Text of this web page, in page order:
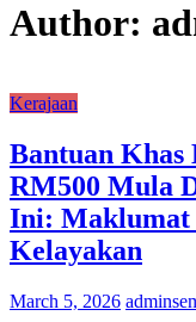
Author:
Kerajaan
Bantuan
RM500 Mula
Ini: Maklumat
Kelayakan
March 5, 2026